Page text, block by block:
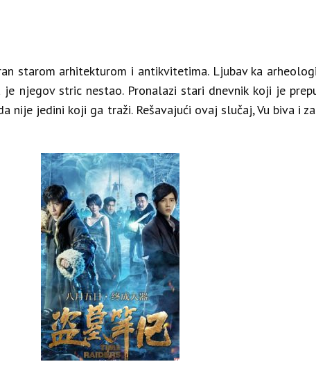
starom arhitekturom i antikvitetima. Ljubav ka
je njegov stric nestao. Pronalazi stari dnevnik koji je
nije jedini koji ga traži. Rešavajući ovaj slučaj, Vu biva i
Prijavite se na naš newsletter